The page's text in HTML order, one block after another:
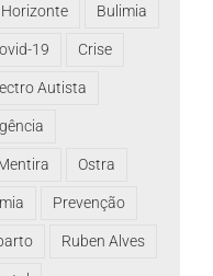
Horizonte Bulimia
19 Crise
Autista
Ostra
Prevenção
Ruben Alves